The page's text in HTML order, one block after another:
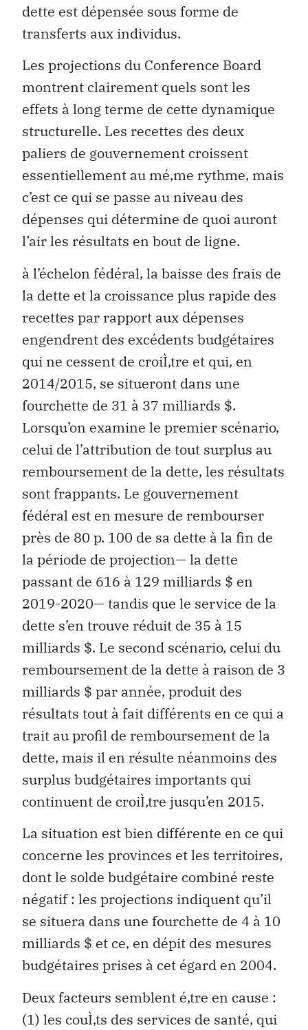
dette est dépensée sous forme de
transferts aux individus.
Les projections du Conference Board
montrent clairement quels sont les
effets à long terme de cette dynamique
structurelle. Les recettes des deux
paliers de gouvernement croissent
essentiellement au mé‚me rythme, mais
c’est ce qui se passe au niveau des
dépenses qui détermine de quoi auront
l’air les résultats en bout de ligne.
à l’échelon fédéral, la baisse des frais de
la dette et la croissance plus rapide des
recettes par rapport aux dépenses
engendrent des excédents budgétaires
qui ne cessent de croiÌ‚tre et qui, en
2014/2015, se situeront dans une
fourchette de 31 à 37 milliards $.
Lorsqu’on examine le premier scénario,
celui de l’attribution de tout surplus au
remboursement de la dette, les résultats
sont frappants. Le gouvernement
fédéral est en mesure de rembourser
près de 80 p. 100 de sa dette à la fin de
la période de projection— la dette
passant de 616 à 129 milliards $ en
2019-2020— tandis que le service de la
dette s’en trouve réduit de 35 à 15
milliards $. Le second scénario, celui du
remboursement de la dette à raison de 3
milliards $ par année, produit des
résultats tout à fait différents en ce qui a
trait au profil de remboursement de la
dette, mais il en résulte néanmoins des
surplus budgétaires importants qui
continuent de croiÌ‚tre jusqu’en 2015.
La situation est bien différente en ce qui
concerne les provinces et les territoires,
dont le solde budgétaire combiné reste
négatif : les projections indiquent qu’il
se situera dans une fourchette de 4 à 10
milliards $ et ce, en dépit des mesures
budgétaires prises à cet égard en 2004.
Deux facteurs semblent é‚tre en cause :
(1) les couÌ‚ts des services de santé, qui